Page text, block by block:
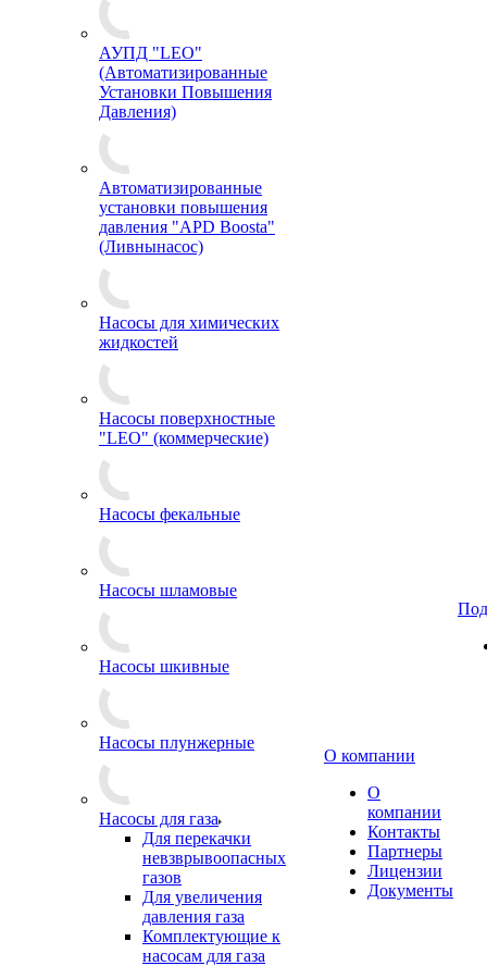
АУПД "LEO"
(Автоматизированные
Установки Повышения
Давления)
Автоматизированные
установки повышения
давления "APD Boosta"
(Ливнынасос)
Насосы для химических
жидкостей
Насосы поверхностные
"LEO" (коммерческие)
Насосы фекальные
Насосы шламовые
Насосы шкивные
Насосы плунжерные
Насосы для газа
Для перекачки
невзврывоопасных
газов
Для увеличения
давления газа
Комплектующие к
насосам для газа
О компании
О
компании
Контакты
Партнеры
Лицензии
Документы